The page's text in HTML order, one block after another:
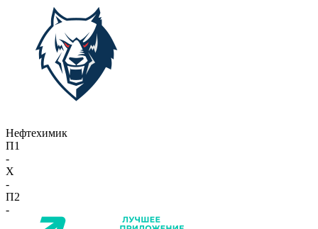
Нефтехимик
П1
-
X
-
П2
-